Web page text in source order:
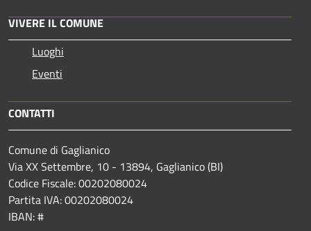
VIVERE IL COMUNE
Luoghi
Eventi
CONTATTI
Comune di Gaglianico
Via XX Settembre, 10 - 13894, Gaglianico (BI)
Codice Fiscale: 00202080024
Partita IVA: 00202080024
IBAN: #